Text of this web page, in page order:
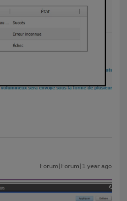
Forum|Forum|1 year ago